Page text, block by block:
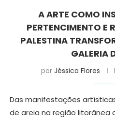
A ARTE COMO
PERTENCIMENTO E
PALESTINA
GALERIA
por Jéssica Flores
Das manifestações
de areia na região litorânea